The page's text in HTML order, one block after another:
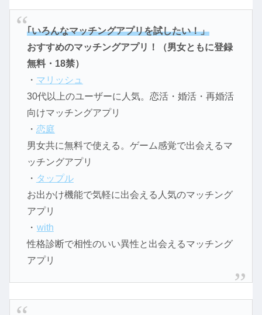
｢いろんなマッチングアプリを試したい！」
おすすめのマッチングアプリ！（男女ともに登録
無料・18禁）
・ マリッシュ
30代以上のユーザーに人気。恋活・婚活・再婚活
向けマッチングアプリ
・ 恋庭
男女共に無料で使える。ゲーム感覚で出会えるマ
ッチングアプリ
・ タップル
お出かけ機能で気軽に出会える人気のマッチング
アプリ
・ with
性格診断で相性のいい異性と出会えるマッチング
アプリ